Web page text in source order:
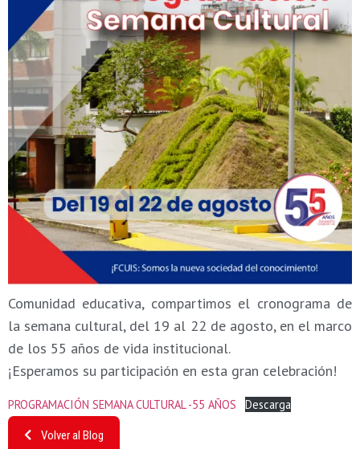
Comunidad educativa, compartimos el cronograma de
la semana cultural, del 19 al 22 de agosto, en el marco
de los 55 años de vida institucional.
¡Esperamos su participación en esta gran celebración!
PROGRAMACIÓN SEMANA CULTURAL -55 AÑOS Descarga
Volver al Blog